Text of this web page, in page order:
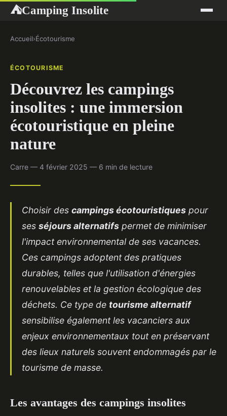
⛺Camping Insolite
Accueil›Écotourisme
ÉCOTOURISME
Découvrez les campings
insolites : une immersion
écotouristique en pleine
nature
Carre — 4 février 2025 — 6 min de lecture
Choisir des campings écotouristiques pour
ses séjours alternatifs permet de minimiser
l'impact environnemental de ses vacances.
Ces campings adoptent des pratiques
durables, telles que l'utilisation d'énergies
renouvelables et la gestion écologique des
déchets. Ce type de tourisme alternatif
sensibilise également les vacanciers aux
enjeux environnementaux tout en préservant
des lieux naturels souvent endommagés par le
tourisme de masse.
Les avantages des campings insolites